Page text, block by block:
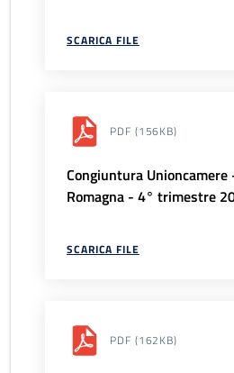
SCARICA FILE
PDF (156KB)
Congiuntura Unioncamere
Romagna - 4° trimestre
SCARICA FILE
PDF (162KB)